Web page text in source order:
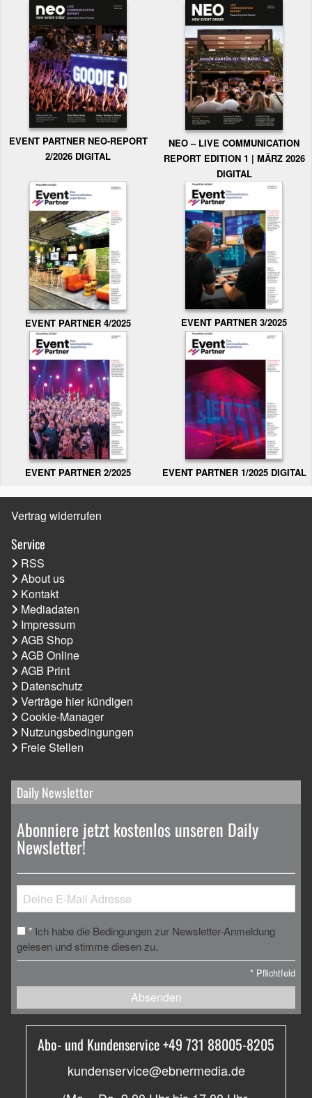
EVENT PARTNER NEO-REPORT
2/2026 DIGITAL
NEO – LIVE COMMUNICATION
REPORT EDITION 1 | MÄRZ 2026
DIGITAL
EVENT PARTNER 4/2025 EVENT PARTNER 3/2025
EVENT PARTNER 2/2025 EVENT PARTNER 1/2025 DIGITAL
Vertrag widerrufen
Service
RSS
About us
Kontakt
Mediadaten
Impressum
AGB Shop
AGB Online
AGB Print
Datenschutz
Verträge hier kündigen
Cookie-Manager
Nutzungsbedingungen
Freie Stellen
Daily Newsletter
Abonniere jetzt kostenlos unseren Daily
Newsletter!
* Ich habe die Bedingungen zur Newsletter-Anmeldung
gelesen und stimme diesen zu.
* Pflichtfeld
Absenden
Abo- und Kundenservice +49 731 88005-8205
kundenservice@ebnermedia.de